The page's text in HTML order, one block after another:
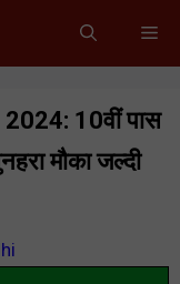
10वीं पास
मौका जल्दी